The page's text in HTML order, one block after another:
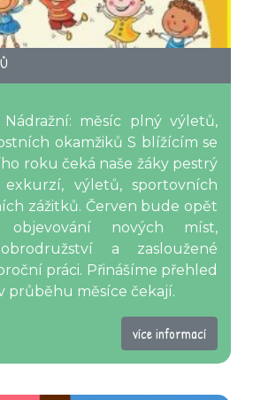
měsíc plný výletů,
okamžiků S blížícím se
roku čeká naše žáky pestrý
výletů, sportovních
zážitků. Červen bude opět
nových míst,
a zasloužené
práci. Přinášíme přehled
průběhu měsíce čekají.
více informací